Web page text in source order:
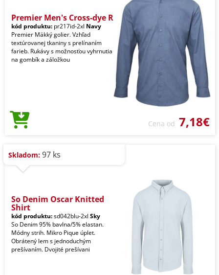
Premier Men's Cross-dye R
kód produktu: pr217id-2xl Navy
Premier Mäkký golier. Vzhľad
textúrovanej tkaniny s prelínaním
farieb. Rukávy s možnosťou vyhrnutia
na gombík a záložkou
Cena od 7,18€
Skladom: 97 ks
So Denim Oscar Knitted
Shirt
kód produktu:sd042blu-2xl Sky
So Denim 95% bavlna/5% elastan.
Módny strih. Mikro Pique úplet.
Obrátený lem s jednoduchým
prešívaním. Dvojité prešívani